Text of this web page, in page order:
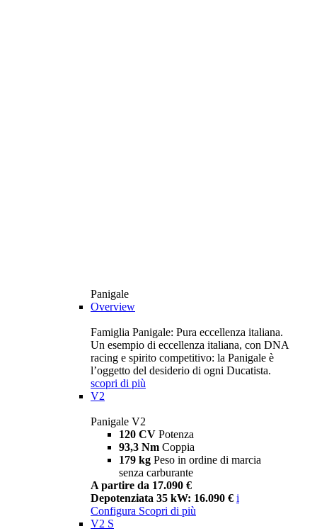
Panigale
Overview
Famiglia Panigale: Pura eccellenza italiana.
Un esempio di eccellenza italiana, con DNA
racing e spirito competitivo: la Panigale è
l’oggetto del desiderio di ogni Ducatista.
scopri di più
V2
Panigale V2
120 CV Potenza
93,3 Nm Coppia
179 kg Peso in ordine di marcia
senza carburante
A partire da 17.090 €
Depotenziata 35 kW: 16.090 € i
Configura Scopri di più
V2 S